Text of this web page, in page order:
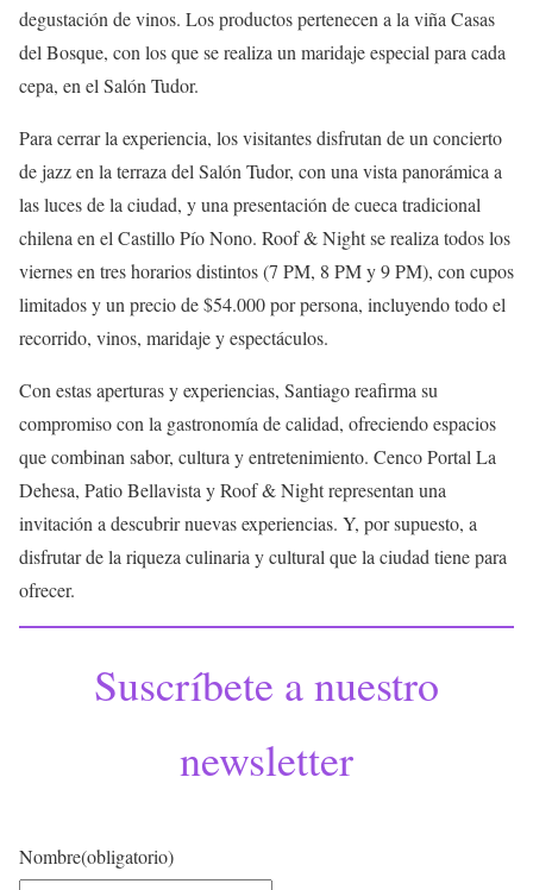
degustación de vinos. Los productos pertenecen a la viña Casas
del Bosque, con los que se realiza un maridaje especial para cada
cepa, en el Salón Tudor.
Para cerrar la experiencia, los visitantes disfrutan de un concierto
de jazz en la terraza del Salón Tudor, con una vista panorámica a
las luces de la ciudad, y una presentación de cueca tradicional
chilena en el Castillo Pío Nono. Roof & Night se realiza todos los
viernes en tres horarios distintos (7 PM, 8 PM y 9 PM), con cupos
limitados y un precio de $54.000 por persona, incluyendo todo el
recorrido, vinos, maridaje y espectáculos.
Con estas aperturas y experiencias, Santiago reafirma su
compromiso con la gastronomía de calidad, ofreciendo espacios
que combinan sabor, cultura y entretenimiento. Cenco Portal La
Dehesa, Patio Bellavista y Roof & Night representan una
invitación a descubrir nuevas experiencias. Y, por supuesto, a
disfrutar de la riqueza culinaria y cultural que la ciudad tiene para
ofrecer.
Suscríbete a nuestro
newsletter
Nombre(obligatorio)